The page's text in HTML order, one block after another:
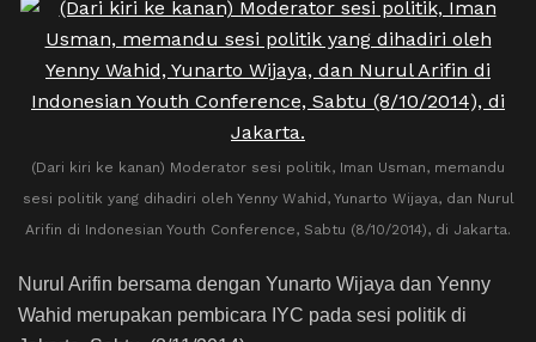
(Dari kiri ke kanan) Moderator sesi politik, Iman Usman, memandu
sesi politik yang dihadiri oleh Yenny Wahid, Yunarto Wijaya, dan Nurul
Arifin di Indonesian Youth Conference, Sabtu (8/10/2014), di Jakarta.
Nurul Arifin bersama dengan Yunarto Wijaya dan Yenny
Wahid merupakan pembicara IYC pada sesi politik di